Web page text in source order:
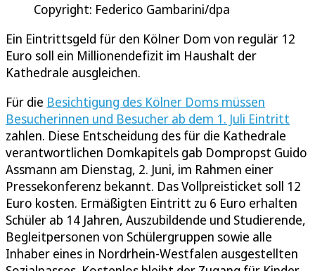
Copyright: Federico Gambarini/dpa
Ein Eintrittsgeld für den Kölner Dom von regulär 12
Euro soll ein Millionendefizit im Haushalt der
Kathedrale ausgleichen.
Für die Besichtigung des Kölner Doms müssen
Besucherinnen und Besucher ab dem 1. Juli Eintritt
zahlen. Diese Entscheidung des für die Kathedrale
verantwortlichen Domkapitels gab Dompropst Guido
Assmann am Dienstag, 2. Juni, im Rahmen einer
Pressekonferenz bekannt. Das Vollpreisticket soll 12
Euro kosten. Ermäßigten Eintritt zu 6 Euro erhalten
Schüler ab 14 Jahren, Auszubildende und Studierende,
Begleitpersonen von Schülergruppen sowie alle
Inhaber eines in Nordrhein-Westfalen ausgestellten